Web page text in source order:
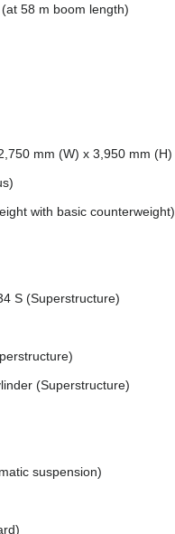
58 m boom length)
mm (W) x 3,950 mm (H)
with basic counterweight)
S (Superstructure)
(Superstructure)
suspension)